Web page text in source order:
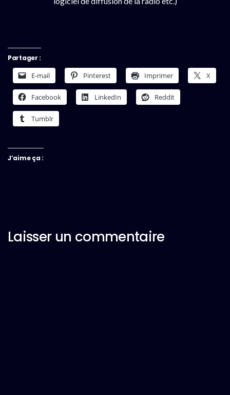
Partager :
E-mail Pinterest Imprimer X
Facebook LinkedIn Reddit
Tumblr
J’aime ça :
Laisser un commentaire